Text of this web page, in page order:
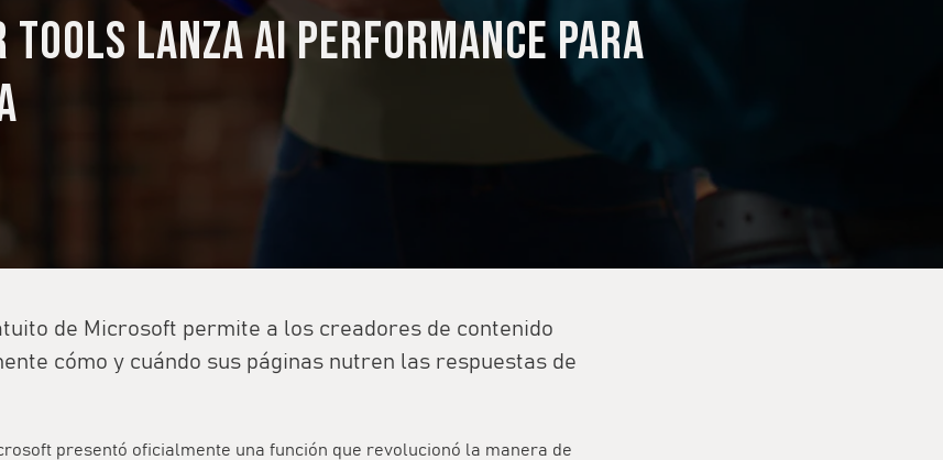
Tools lanza AI Performance para
de Microsoft permite a los creadores de contenido
cómo y cuándo sus páginas nutren las respuestas de
presentó oficialmente una función que revolucionó la manera de